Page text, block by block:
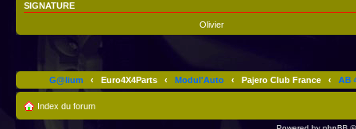
SIGNATURE
Olivier
G@lium ‹ Euro4X4Parts ‹ Modul'Auto ‹ Pajero Club France ‹ AB
Index du forum